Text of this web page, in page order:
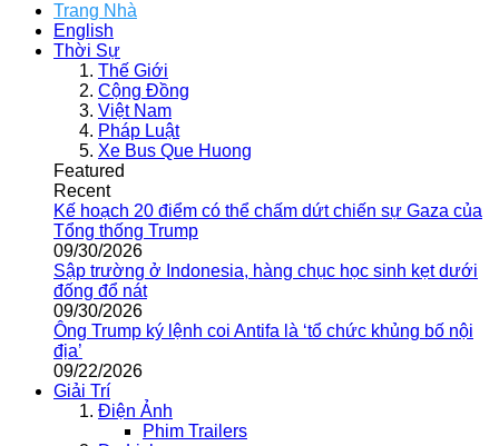
Trang Nhà
English
Thời Sự
Thế Giới
Cộng Đồng
Việt Nam
Pháp Luật
Xe Bus Que Huong
Featured
Recent
Kế hoạch 20 điểm có thể chấm dứt chiến sự Gaza của
Tổng thống Trump
09/30/2026
Sập trường ở Indonesia, hàng chục học sinh kẹt dưới
đống đổ nát
09/30/2026
Ông Trump ký lệnh coi Antifa là ‘tổ chức khủng bố nội
địa’
09/22/2026
Giải Trí
Điện Ảnh
Phim Trailers